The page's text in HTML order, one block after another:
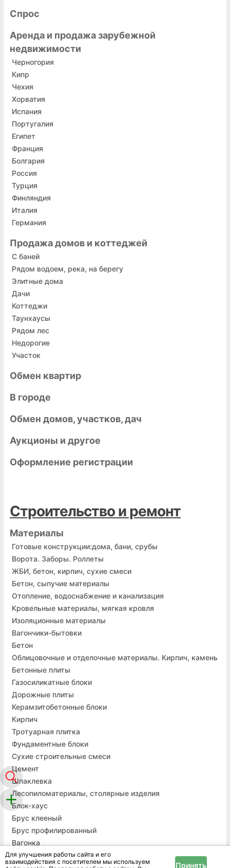
Спрос
Аренда и продажа зарубежной
недвижимости
Черногория
Кипр
Чехия
Хорватия
Испания
Португалия
Египет
Франция
Болгария
Россия
Турция
Финляндия
Италия
Германия
Продажа домов и коттеджей
С баней
Рядом водоем, река, на берегу
Элитные дома
Дачи
Коттеджи
Таунхаусы
Рядом лес
Недорогие
Участок
Обмен квартир
В городе
Обмен домов, участков, дач
Аукционы и другое
Оформление регистрации
Строительство и ремонт
Материалы
Готовые конструкции:дома, бани, срубы
Ворота. Заборы. Роллеты
ЖБИ, бетон, кирпич, сухие смеси
Бетон, сыпучие материалы
Отопление, водоснабжение и канализация
Кровельные материалы, мягкая кровля
Изоляционные материалы
Вагончики-бытовки
Бетон
Облицовочные и отделочные материалы. Кирпич, камень
Бетонные плиты
Газосиликатные блоки
Дорожные плиты
Керамзитобетонные блоки
Кирпич
Тротуарная плитка
Фундаментные блоки
Сухие строительные смеси
Цемент
Шпаклевка
Лесопиломатериалы, столярные изделия
Блок-хаус
Брус клееный
Брус профилированный
Вагонка
Плинтуса
Для улучшения работы сайта и его
взаимодействия с посетителем мы используем
Принять